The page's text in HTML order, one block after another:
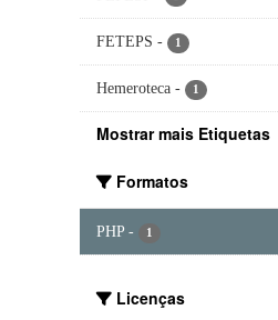
FETEPS - 1
Hemeroteca - 1
Mostrar mais Etiquetas
Formatos
PHP - 1
Licenças